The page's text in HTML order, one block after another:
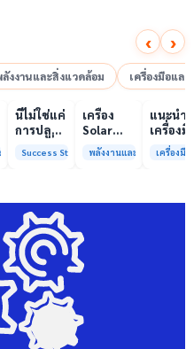
‹ ›
งงานและสิ่งแวดล้อม เครื่องมือแล
สิ่งแวดล้อม
เล่นวิดีโอ
นี่ไม่ใช่แค่
การปลูก
คือการ
ให้ป่า
ต้นน้ำและ
ชุมชน
Success Story
เครื่อง
Solar
Simulator
มาตรฐาน
รับรอง
ISO/IEC17025
บริการ
พลังงานและสิ่งแวดล้อม
เล่
01:00
แนะนำ
เครื่องมื
วิเคราะ
ทดสอบ
การกลา
เครื่องมื